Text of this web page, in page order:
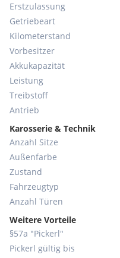
Erstzulassung
Getriebeart
Kilometerstand
Vorbesitzer
Akkukapazität
Leistung
Treibstoff
Antrieb
Karosserie & Technik
Anzahl Sitze
Außenfarbe
Zustand
Fahrzeugtyp
Anzahl Türen
Weitere Vorteile
§57a "Pickerl"
Pickerl gültig bis